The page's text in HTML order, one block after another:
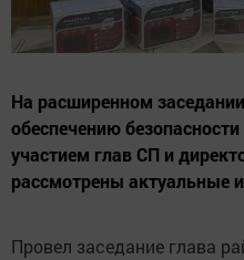
На расширенном
обеспечению
участием глав СП и
рассмотрены актуальные
Провел заседание глава